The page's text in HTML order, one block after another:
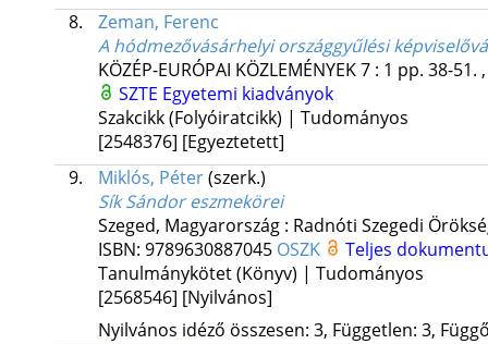
8.
Zeman, Ferenc
A hódmezővásárhelyi országgyűlési
KÖZÉP-EURÓPAI KÖZLEMÉNYEK7: 1 pp. 38-51.
SZTE Egyetemi kiadványok
Szakcikk (Folyóiratcikk) | Tudományos
[2548376] [Egyeztetett]
9.
Miklós, Péter(szerk.)
Sík Sándor eszmekörei
Szeged, Magyarország : Radnóti Szegedi
ISBN: 9789630887045 OSZK
Teljes
Tanulmánykötet (Könyv) | Tudományos
[2568546] [Nyilvános]
Nyilvános idéző összesen: 3, Független: 3,